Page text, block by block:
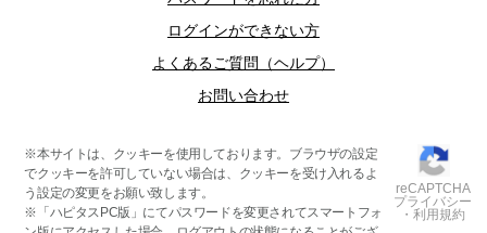
ログインができない方
よくあるご質問（ヘルプ）
お問い合わせ
※本サイトは、クッキーを使用しております。ブラウザの設定
でクッキーを許可していない場合は、クッキーを受け入れるよ
う設定の変更をお願い致します。
※「ハピタスPC版」にてパスワードを変更されてスマートフォ
reCAPTCHA
プライバシー
・利用規約